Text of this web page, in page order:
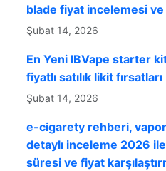
blade fiyat incelemesi
Şubat 14, 2026
En Yeni IBVape starter
fiyatlı satılık likit fırsatları
Şubat 14, 2026
e-cigarety rehberi,
detaylı inceleme 2026
süresi ve fiyat